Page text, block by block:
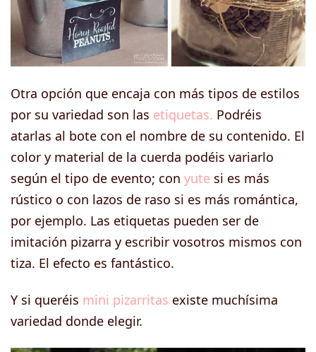
Otra opción que encaja con más tipos de estilos
por su variedad son las etiquetas. Podréis
atarlas al bote con el nombre de su contenido. El
color y material de la cuerda podéis variarlo
según el tipo de evento; con yute si es más
rústico o con lazos de raso si es más romántica,
por ejemplo. Las etiquetas pueden ser de
imitación pizarra y escribir vosotros mismos con
tiza. El efecto es fantástico.
Y si queréis mini pizarritas existe muchísima
variedad donde elegir.